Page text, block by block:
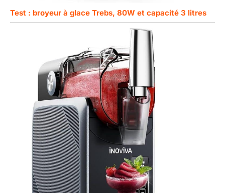
Test : broyeur à glace Trebs, 80W et capacité 3 litres